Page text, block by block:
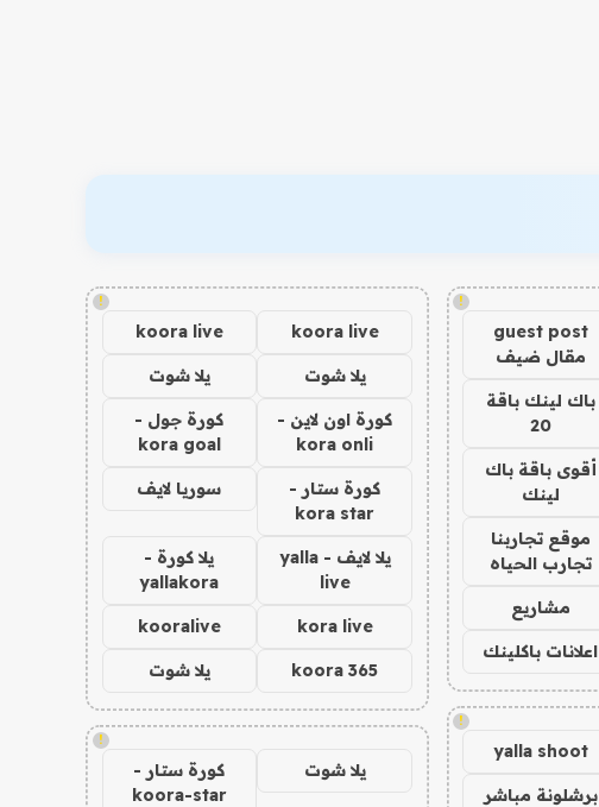
!
guest post
مقال ضيف
باك لينك باقة
20
أقوى باقة باك
لينك
موقع تجاربنا
تجارب الحياه
مشاريع
اعلانات باكلينك
!
yalla shoot
برشلونة مباشر
!
koora live
koora live
يلا شوت يلا شوت
كورة اون لاين -
kora onli
كورة جول -
kora goal
كورة ستار -
kora star
سوريا لايف
يلا لايف - yalla
live
يلا كورة -
yallakora
kora live
kooralive
koora 365 يلا شوت
!
يلا شوت
كورة ستار -
koora-star